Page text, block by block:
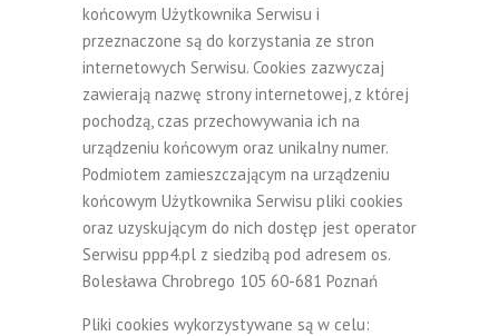
końcowym Użytkownika Serwisu i
przeznaczone są do korzystania ze stron
internetowych Serwisu. Cookies zazwyczaj
zawierają nazwę strony internetowej, z której
pochodzą, czas przechowywania ich na
urządzeniu końcowym oraz unikalny numer.
Podmiotem zamieszczającym na urządzeniu
końcowym Użytkownika Serwisu pliki cookies
oraz uzyskującym do nich dostęp jest operator
Serwisu ppp4.pl z siedzibą pod adresem os.
Bolesława Chrobrego 105 60-681 Poznań
Pliki cookies wykorzystywane są w celu: